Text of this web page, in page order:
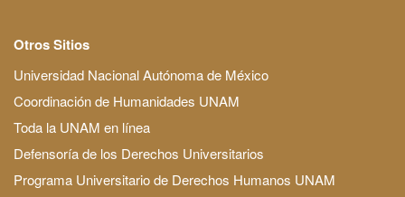
Otros Sitios
Universidad Nacional Autónoma de México
Coordinación de Humanidades UNAM
Toda la UNAM en línea
Defensoría de los Derechos Universitarios
Programa Universitario de Derechos Humanos UNAM